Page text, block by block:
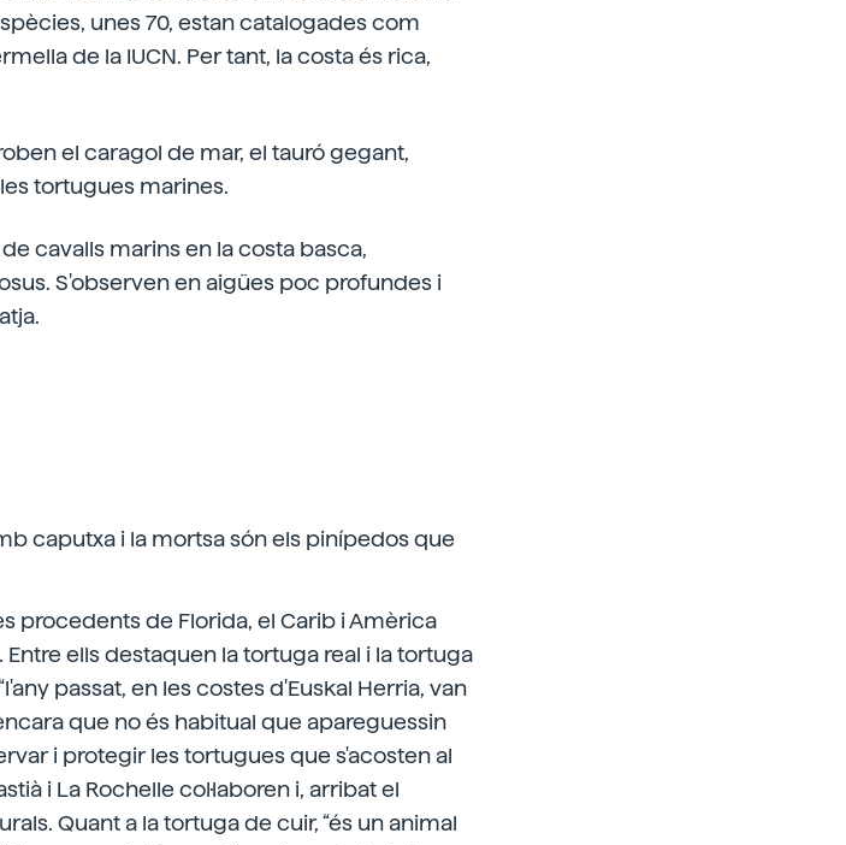
unes 70, estan catalogades com
de la IUCN. Per tant, la costa és rica,
el caragol de mar, el tauró gegant,
tortugues marines.
cavalls marins en la costa basca,
S'observen en aigües poc profundes i
caputxa i la mortsa són els pinípedos que
procedents de Florida, el Carib i Amèrica
ells destaquen la tortuga real i la tortuga
passat, en les costes d'Euskal Herria, van
que no és habitual que apareguessin
i protegir les tortugues que s'acosten al
i La Rochelle col·laboren i, arribat el
Quant a la tortuga de cuir, “és un animal